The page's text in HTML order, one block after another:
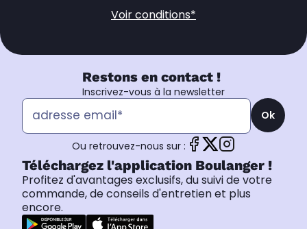
Voir conditions*
Restons en contact !
Inscrivez-vous à la newsletter
Ok
Ou retrouvez-nous sur :
Téléchargez l'application Boulanger !
Profitez d'avantages exclusifs, du suivi de votre
commande, de conseils d'entretien et plus
encore.